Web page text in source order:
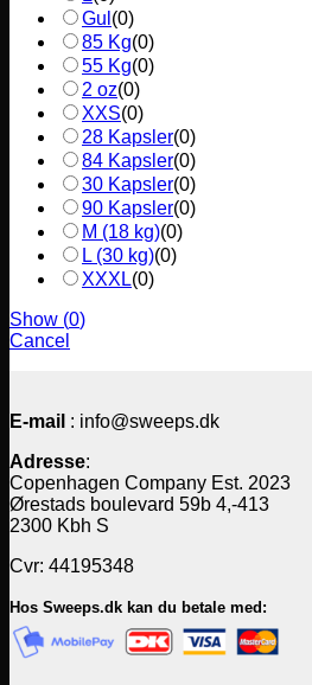
Gul (0)
85 Kg(0)
55 Kg(0)
2 oz(0)
XXS(0)
28 Kapsler(0)
84 Kapsler(0)
30 Kapsler(0)
90 Kapsler(0)
M (18 kg)(0)
L (30 kg)(0)
XXXL(0)
Show (0)
Cancel
E-mail : info@sweeps.dk
Adresse:
Copenhagen Company Est. 2023
Ørestads boulevard 59b 4,-413
2300 Kbh S
Cvr: 44195348
Hos Sweeps.dk kan du betale med: